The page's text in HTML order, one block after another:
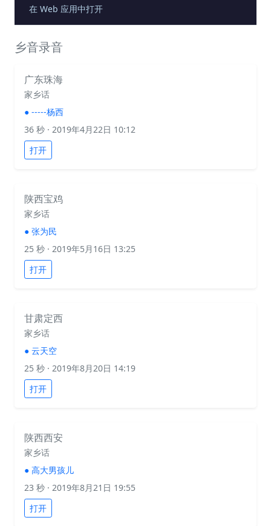
在 Web 应用中打开
乡音录音
广东珠海
家乡话
● ­­-----杨西
36 秒 · 2019年4月22日 10:12
打开
陕西宝鸡
家乡话
● 张为民
25 秒 · 2019年5月16日 13:25
打开
甘肃定西
家乡话
● 云天空
25 秒 · 2019年8月20日 14:19
打开
陕西西安
家乡话
● 高大男孩儿
23 秒 · 2019年8月21日 19:55
打开